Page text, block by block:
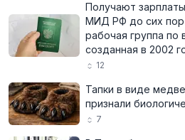
Получают
МИД РФ до сих пор
рабочая группа по
созданная в 2002
12
Тапки в виде
признали
7